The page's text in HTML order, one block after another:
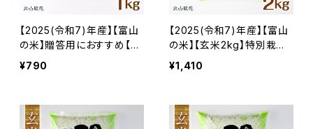
【2025(令和7)年産】【富山
の米】贈答用におすすめ【玄
米１kg・専用パッケージ】特
善町特産品】
¥790
【2025(令和7)年産】【富山
の米】【玄米2kg】特別栽培
米 自然型乾燥コシヒカリ
「米山米」【富山県入善町特
¥1,410